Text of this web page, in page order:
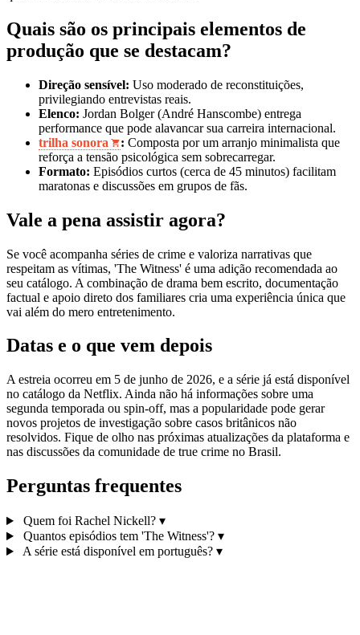
Quais são os principais elementos de
produção que se destacam?
Direção sensível: Uso moderado de reconstituições,
privilegiando entrevistas reais.
Elenco: Jordan Bolger (André Hanscombe) entrega
performance que pode alavancar sua carreira internacional.
trilha sonora
: Composta por um arranjo minimalista que
reforça a tensão psicológica sem sobrecarregar.
Formato: Episódios curtos (cerca de 45 minutos) facilitam
maratonas e discussões em grupos de fãs.
Vale a pena assistir agora?
Se você acompanha séries de crime e valoriza narrativas que
respeitam as vítimas, 'The Witness' é uma adição recomendada ao
seu catálogo. A combinação de drama bem escrito, documentação
factual e apoio direto dos familiares cria uma experiência única que
vai além do mero entretenimento.
Datas e o que vem depois
A estreia ocorreu em 5 de junho de 2026, e a série já está disponível
no catálogo da Netflix. Ainda não há informações sobre uma
segunda temporada ou spin‑off, mas a popularidade pode gerar
novos projetos de investigação sobre casos britânicos não
resolvidos. Fique de olho nas próximas atualizações da plataforma e
nas discussões da comunidade de true crime no Brasil.
Perguntas frequentes
Quem foi Rachel Nickell? ▾
Quantos episódios tem 'The Witness'? ▾
A série está disponível em português? ▾